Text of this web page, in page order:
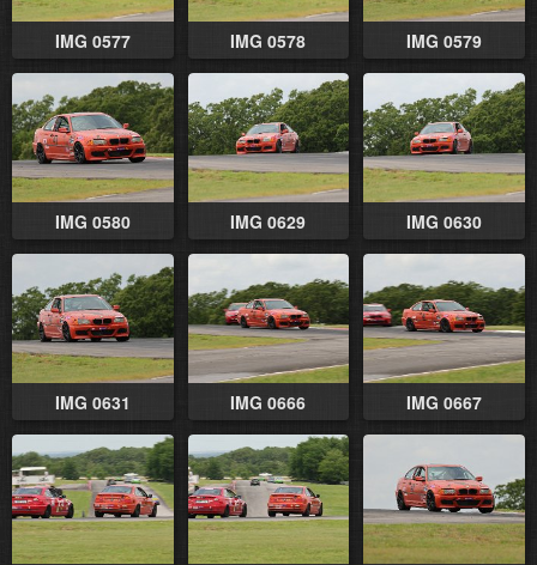
IMG 0577 IMG 0578 IMG 0579
IMG 0580 IMG 0629 IMG 0630
IMG 0631 IMG 0666 IMG 0667